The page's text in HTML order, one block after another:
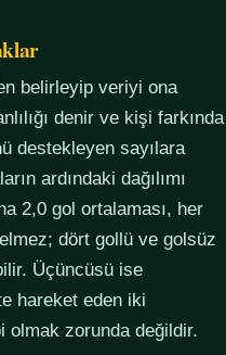
belirleyip veriyi ona
denir ve kişi farkında
destekleyen sayılara
ardındaki dağılımı
2,0 gol ortalaması, her
dört gollü ve golsüz
Üçüncüsü ise
hareket eden iki
olmak zorunda değildir.